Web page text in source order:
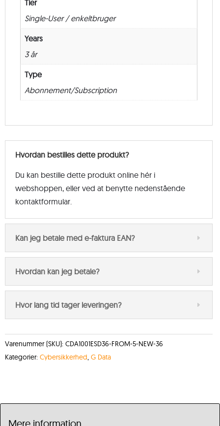
Tier
Single-User / enkeltbruger
Years
3 år
Type
Abonnement/Subscription
Hvordan bestilles dette produkt?
Du kan bestille dette produkt online hér i
webshoppen, eller ved at benytte nedenstående
kontaktformular.
Kan jeg betale med e-faktura EAN?
Hvordan kan jeg betale?
Hvor lang tid tager leveringen?
Varenummer (SKU): CDA1001ESD36-FROM-5-NEW-36
Kategorier: Cybersikkerhed, G Data
Mere information